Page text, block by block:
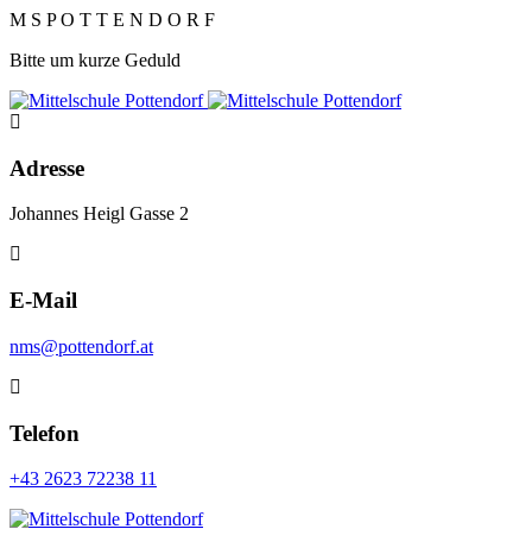
M S PO T T E N D O R F
Bitte um kurze Geduld
Adresse
Johannes Heigl Gasse 2
E-Mail
nms@pottendorf.at
Telefon
+43 2623 72238 11